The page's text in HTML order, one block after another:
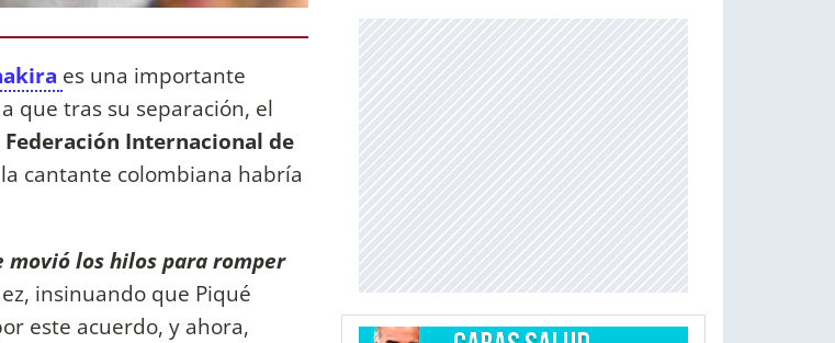
es una importante
que tras su separación, el
Internacional de
cantante colombiana habría
movió los hilos para romper
insinuando que Piqué
este acuerdo, y ahora,